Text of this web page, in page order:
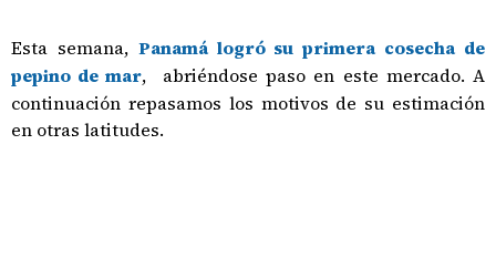
Esta semana, Panamá logró su primera cosecha de
pepino de mar, abriéndose paso en este mercado. A
continuación repasamos los motivos de su estimación
en otras latitudes.